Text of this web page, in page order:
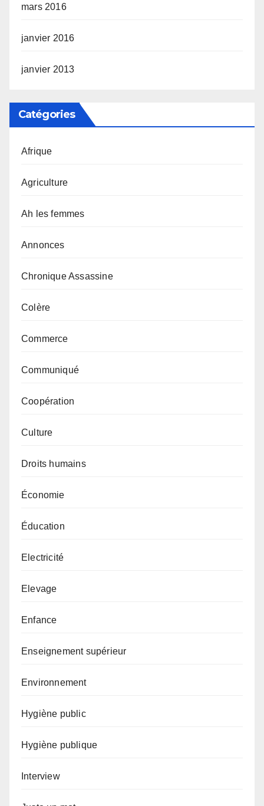
mars 2016
janvier 2016
janvier 2013
Catégories
Afrique
Agriculture
Ah les femmes
Annonces
Chronique Assassine
Colère
Commerce
Communiqué
Coopération
Culture
Droits humains
Économie
Éducation
Electricité
Elevage
Enfance
Enseignement supérieur
Environnement
Hygiène public
Hygiène publique
Interview